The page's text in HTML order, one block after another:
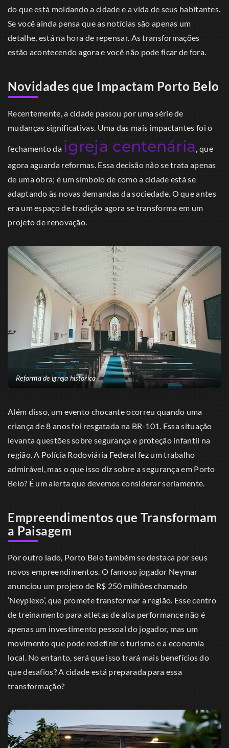
do que está moldando a cidade e a vida de seus habitantes.
Se você ainda pensa que as notícias são apenas um
detalhe, está na hora de repensar. As transformações
estão acontecendo agora e você não pode ficar de fora.
Novidades que Impactam Porto Belo
Recentemente, a cidade passou por uma série de
mudanças significativas. Uma das mais impactantes foi o
fechamento da igreja centenária, que
agora aguarda reformas. Essa decisão não se trata apenas
de uma obra; é um símbolo de como a cidade está se
adaptando às novas demandas da sociedade. O que antes
era um espaço de tradição agora se transforma em um
projeto de renovação.
Reforma de igreja histórica
Além disso, um evento chocante ocorreu quando uma
criança de 8 anos foi resgatada na BR-101. Essa situação
levanta questões sobre segurança e proteção infantil na
região. A Polícia Rodoviária Federal fez um trabalho
admirável, mas o que isso diz sobre a segurança em Porto
Belo? É um alerta que devemos considerar seriamente.
Empreendimentos que Transformam
a Paisagem
Por outro lado, Porto Belo também se destaca por seus
novos empreendimentos. O famoso jogador Neymar
anunciou um projeto de R$ 250 milhões chamado
‘Neyplexo’, que promete transformar a região. Esse centro
de treinamento para atletas de alta performance não é
apenas um investimento pessoal do jogador, mas um
movimento que pode redefinir o turismo e a economia
local. No entanto, será que isso trará mais benefícios do
que desafios? A cidade está preparada para essa
transformação?